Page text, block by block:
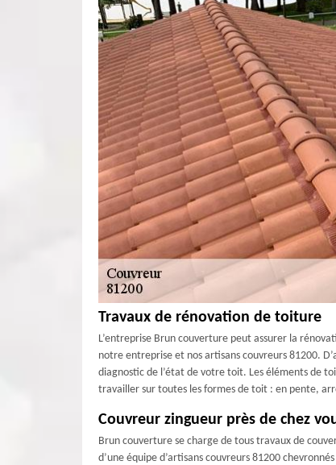
Travaux de rénovation de toiture
L’entreprise Brun couverture peut assurer la
notre entreprise et nos artisans couvreurs 81200.
diagnostic de l’état de votre toit. Les éléments de
travailler sur toutes les formes de toit : en pente,
Couvreur zingueur près de chez
Brun couverture se charge de tous travaux de
d’une équipe d’artisans couvreurs 81200